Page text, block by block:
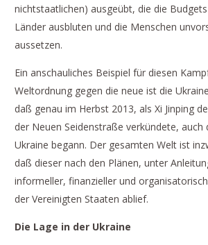
nichtstaatlichen) ausgeübt, die die
Länder ausbluten und die Menschen
aussetzen.
Ein anschauliches Beispiel für diesen
Weltordnung gegen die neue ist die
daß genau im Herbst 2013, als Xi Jinping
der Neuen Seidenstraße verkündete, auch
Ukraine begann. Der gesamten Welt ist
daß dieser nach den Plänen, unter
informeller, finanzieller und
der Vereinigten Staaten ablief.
Die Lage in der Ukraine